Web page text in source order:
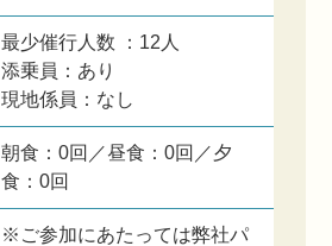
最少催行人数 ：12人
添乗員：あり
現地係員：なし
朝食：0回／昼食：0回／夕
食：0回
※ご参加にあたっては弊社パ